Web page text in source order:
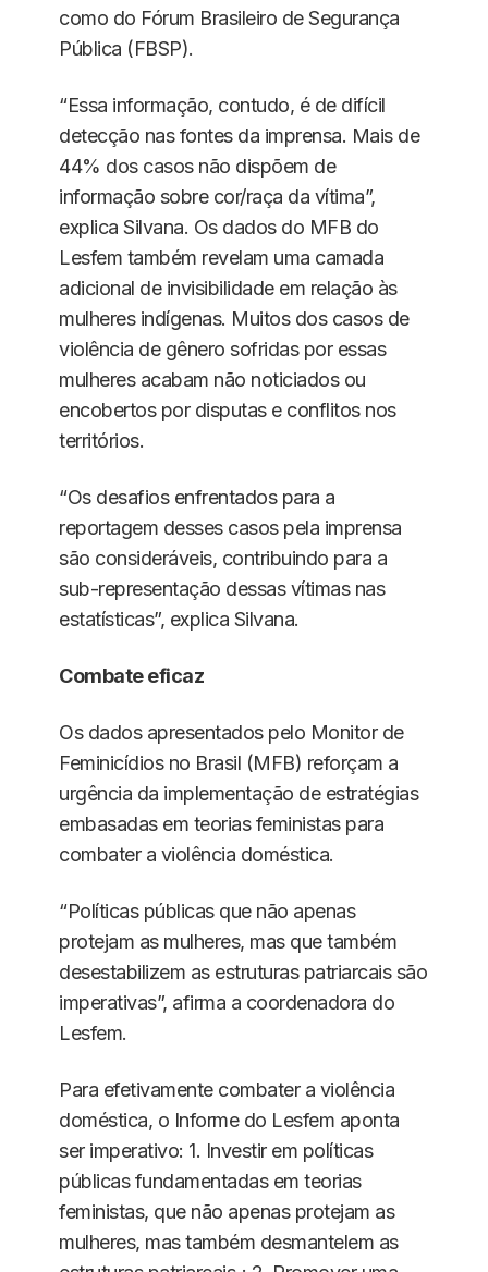
como do Fórum Brasileiro de Segurança
Pública (FBSP).
“Essa informação, contudo, é de difícil
detecção nas fontes da imprensa. Mais de
44% dos casos não dispõem de
informação sobre cor/raça da vítima”,
explica Silvana. Os dados do MFB do
Lesfem também revelam uma camada
adicional de invisibilidade em relação às
mulheres indígenas. Muitos dos casos de
violência de gênero sofridas por essas
mulheres acabam não noticiados ou
encobertos por disputas e conflitos nos
territórios.
“Os desafios enfrentados para a
reportagem desses casos pela imprensa
são consideráveis, contribuindo para a
sub-representação dessas vítimas nas
estatísticas”, explica Silvana.
Combate eficaz
Os dados apresentados pelo Monitor de
Feminicídios no Brasil (MFB) reforçam a
urgência da implementação de estratégias
embasadas em teorias feministas para
combater a violência doméstica.
“Políticas públicas que não apenas
protejam as mulheres, mas que também
desestabilizem as estruturas patriarcais são
imperativas”, afirma a coordenadora do
Lesfem.
Para efetivamente combater a violência
doméstica, o Informe do Lesfem aponta
ser imperativo: 1. Investir em políticas
públicas fundamentadas em teorias
feministas, que não apenas protejam as
mulheres, mas também desmantelem as